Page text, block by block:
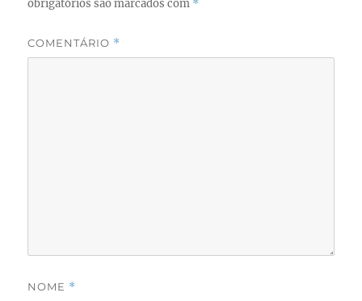
obrigatórios são marcados com *
COMENTÁRIO *
NOME *